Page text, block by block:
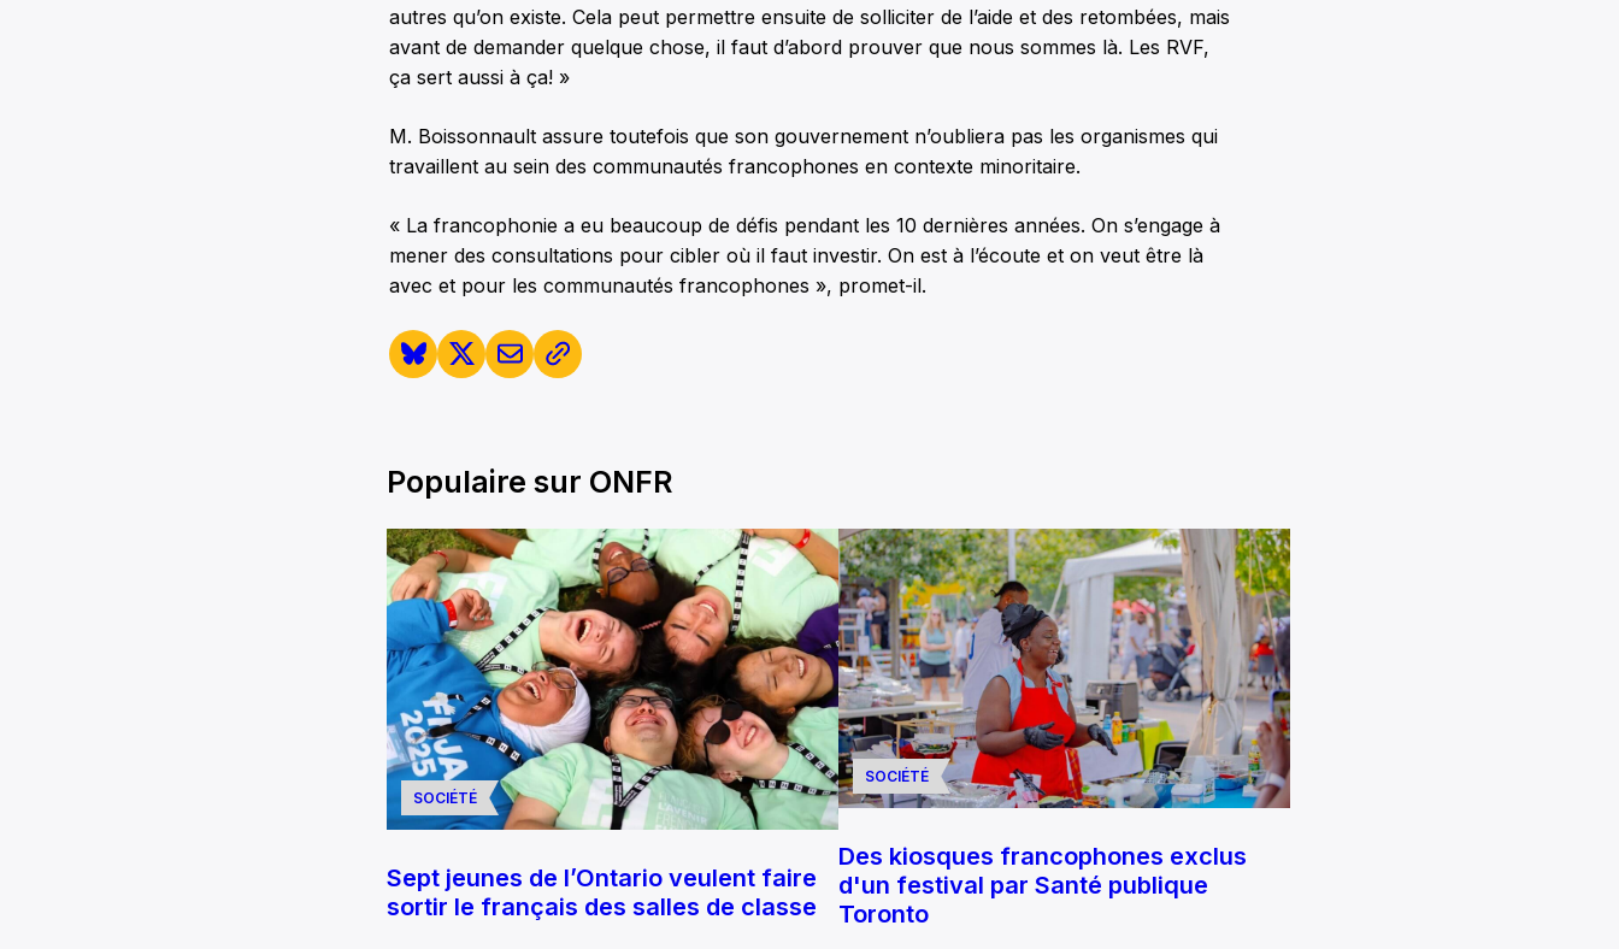
autres qu’on existe. Cela peut permettre ensuite de solliciter de l’aide et des retombées, mais
avant de demander quelque chose, il faut d’abord prouver que nous sommes là. Les RVF,
ça sert aussi à ça! »
M. Boissonnault assure toutefois que son gouvernement n’oubliera pas les organismes qui
travaillent au sein des communautés francophones en contexte minoritaire.
« La francophonie a eu beaucoup de défis pendant les 10 dernières années. On s’engage à
mener des consultations pour cibler où il faut investir. On est à l’écoute et on veut être là
avec et pour les communautés francophones », promet-il.
Populaire sur ONFR
SOCIÉTÉ
Sept jeunes de l’Ontario veulent faire
sortir le français des salles de classe
SOCIÉTÉ
Des kiosques francophones exclus
d'un festival par Santé publique
Toronto